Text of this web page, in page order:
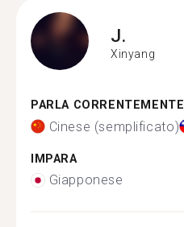
J.
Xinyang
PARLA CORRENTEMENTE
Cinese (semplificato)
IMPARA
Giapponese